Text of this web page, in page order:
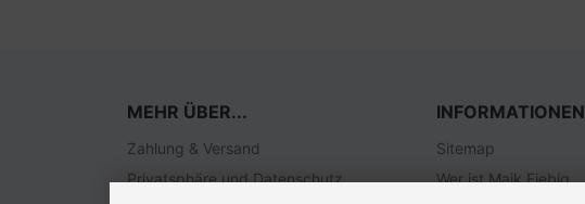
MEHR ÜBER...
Zahlung & Versand
Privatsphäre und Datenschutz
INFORMATIONEN
Sitemap
Wer ist Maik Fiebig